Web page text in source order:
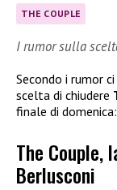
THE COUPLE
I rumor sulla
Secondo i rumor
scelta di chiudere
finale di domenica:
The Couple,
Berlusconi